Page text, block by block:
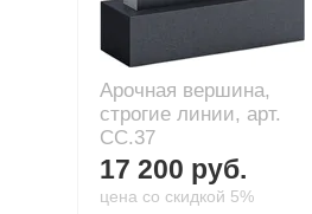
Арочная вершина,
строгие линии, арт.
CC.37
17 200 руб.
цена со скидкой 5%